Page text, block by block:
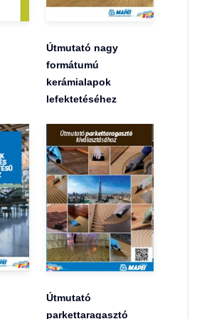
Útmutató nagy
formátumú
kerámialapok
lefektetéséhez
Útmutató
parkettaragasztó